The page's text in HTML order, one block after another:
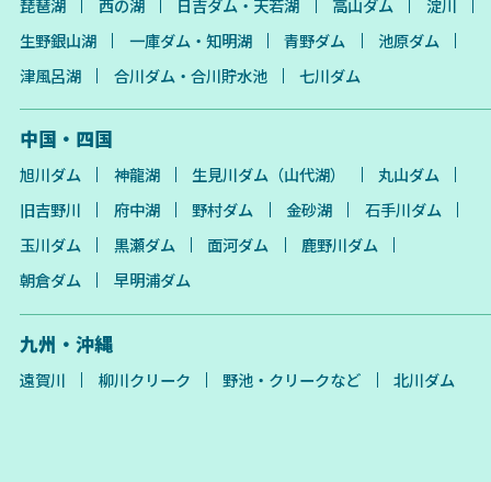
琵琶湖 西の湖 日吉ダム・天若湖 高山ダム
淀川
生野銀山湖
一庫ダム・知明湖 青野ダム
池原ダム
津風呂湖
合川ダム・合川貯水池 七川ダム
中国・四国
旭川ダム 神龍湖 生見川ダム（山代湖）
丸山ダム
旧吉野川
府中湖 野村ダム 金砂湖
石手川ダム
玉川ダム
黒瀬ダム 面河ダム
鹿野川ダム
朝倉ダム
早明浦ダム
九州・沖縄
遠賀川 柳川クリーク 野池・クリークなど 北川ダム